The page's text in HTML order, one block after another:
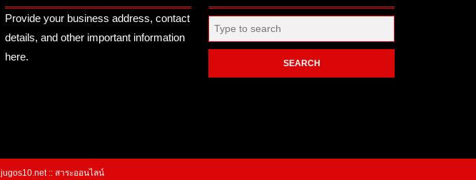
Provide your business address, contact
details, and other important information
here.
for:
jugos10.net :: สาระออนไลน์